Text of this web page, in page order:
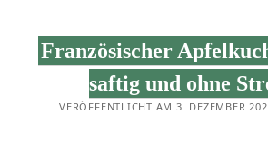
Französischer
saftig und ohne
VERÖFFENTLICHT AM 3. DEZEMBER